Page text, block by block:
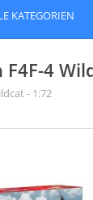
KATEGORIEN
4
- 1:72